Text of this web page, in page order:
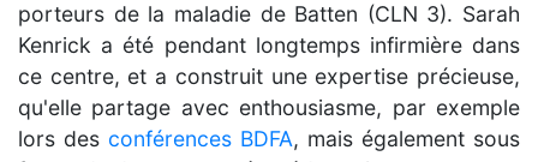
porteurs de la maladie de Batten (CLN 3). Sarah
Kenrick a été pendant longtemps infirmière dans
ce centre, et a construit une expertise précieuse,
qu'elle partage avec enthousiasme, par exemple
lors des conférences BDFA, mais également sous